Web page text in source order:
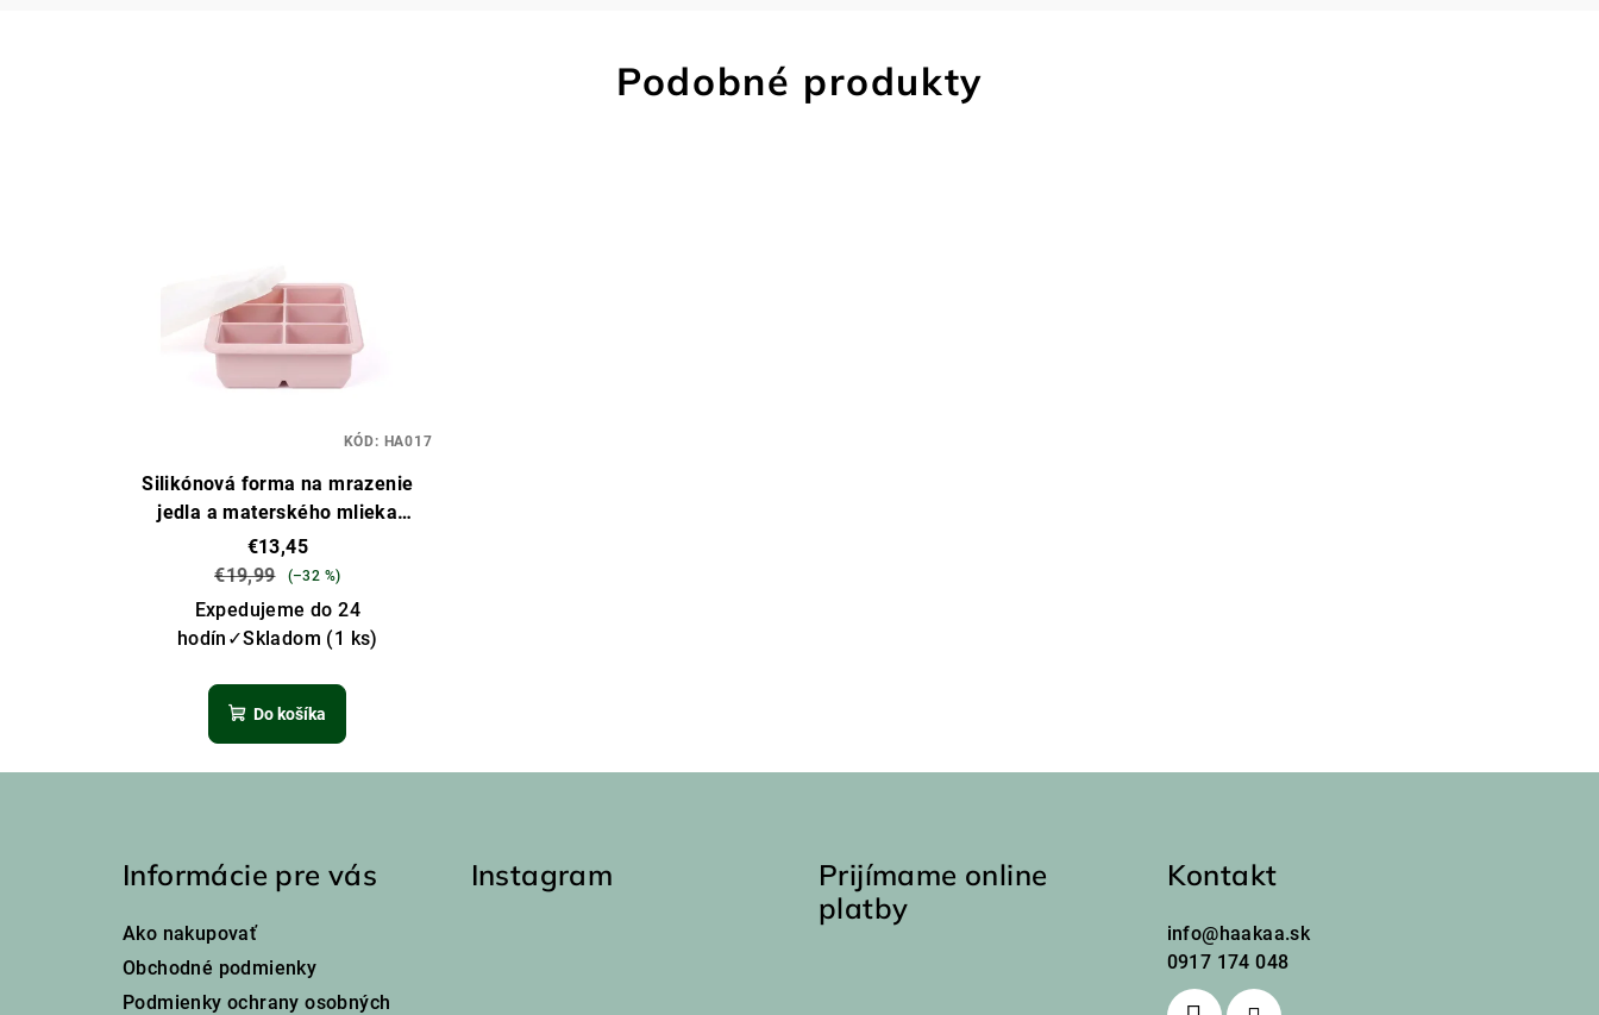
Podobné produkty
Silikónová forma na mrazenie
jedla a materského mlieka
6x70ml – staroružová
€13,45
€19,99
(–32 %)
Expedujeme do 24
hodín✓Skladom (1 ks)
Do košíka
KÓD: HA017
Informácie pre vás
Ako nakupovať
Obchodné podmienky
Podmienky ochrany osobných
Instagram
Prijímame online
platby
Kontakt
info@haakaa.sk
0917 174 048